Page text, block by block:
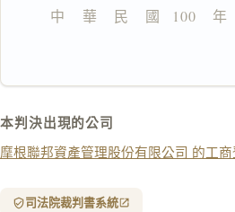
中    華    民    國   100    年
本判決出現的公司
摩根聯邦資產管理股份有限公司 的工
司法院裁判書系統